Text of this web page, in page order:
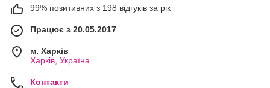
99% позитивних з 198 відгуків за рік
Працює з 20.05.2017
м. Харків
Харків, Україна
Контакти